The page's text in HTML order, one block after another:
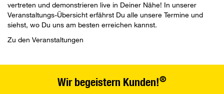
vertreten und demonstrieren live in Deiner Nähe! In unserer
Veranstaltungs-Übersicht erfährst Du alle unsere Termine und
siehst, wo Du uns am besten erreichen kannst.
Zu den Veranstaltungen
Wir begeistern Kunden!®